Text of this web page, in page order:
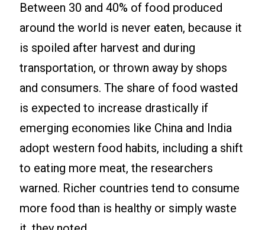
Between 30 and 40% of food produced
around the world is never eaten, because it
is spoiled after harvest and during
transportation, or thrown away by shops
and consumers. The share of food wasted
is expected to increase drastically if
emerging economies like China and India
adopt western food habits, including a shift
to eating more meat, the researchers
warned. Richer countries tend to consume
more food than is healthy or simply waste